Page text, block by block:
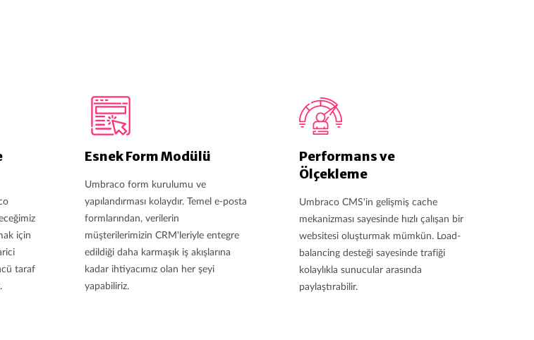
için
taraf
Esnek Form Modülü
Umbraco form kurulumu ve
yapılandırması kolaydır. Temel e-posta
formlarından, verilerin
müşterilerimizin CRM'leriyle entegre
edildiği daha karmaşık iş akışlarına
kadar ihtiyacımız olan her şeyi
yapabiliriz.
Performans ve
Ölçekleme
Umbraco CMS'in gelişmiş cache
mekanizması sayesinde hızlı çalışan bir
websitesi oluşturmak mümkün. Load-
balancing desteği sayesinde trafiği
kolaylıkla sunucular arasında
paylaştırabilir.